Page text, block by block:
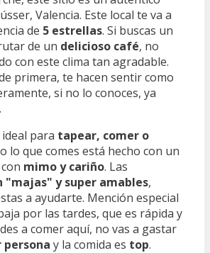
Valencia. Este local te va a
de 5 estrellas. Si buscas un
de un delicioso café, no
con este clima tan agradable.
primera, te hacen sentir como
si no lo conoces, ya
para tapear, comer o
lo que comes está hecho con un
mimo y cariño. Las
"majas" y super amables,
a ayudarte. Mención especial
por las tardes, que es rápida y
a comer aquí, no vas a gastar
persona y la comida es top.